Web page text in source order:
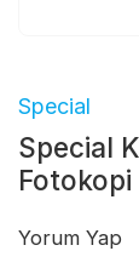
Special
Special
Fotokopi
Yorum Yap